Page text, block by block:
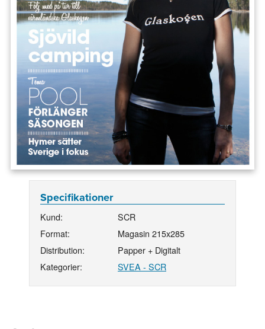
Specifikationer
Kund:
SCR
Format:
Magasin 215x285
Distribution:
Papper + Digitalt
Kategorier:
SVEA - SCR